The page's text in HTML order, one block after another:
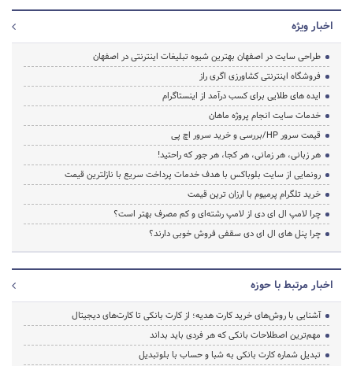
اخبار ویژه
طراحی سایت در اصفهان بهترین شیوه تبلیغات اینترنتی در اصفهان
فروشگاه اینترنتی کشاورزی اگری راز
ایده های طلایی برای کسب درآمد از اینستاگرام
خدمات سایت انجام پروژه ماهان
قیمت سرور HP/بررسی و خرید سرور اچ پی
هر زبانی، هر زمانی، هر کجا، هر جور که راحتید!
رونمایی از سایت بلوباکس با هدف خدمات پرداخت سریع با نازلترین قیمت
خرید تلگرام پرمیوم با ارزان ترین قیمت
چرا لامپ ال ای دی از لامپ رشته‌ای و کم مصرف بهتر است؟
چرا پنل های ال ای دی سقفی فروش خوبی دارند؟
اخبار مرتبط با حوزه
آشنایی با روش‌های خرید کارت هدیه؛ از کارت بانکی تا کارت‌های دیجیتال
مهم‌ترین اصطلاحات بانکی که هر فردی باید بداند
تبدیل شماره کارت بانکی به شبا و حساب با بلوتبدیل